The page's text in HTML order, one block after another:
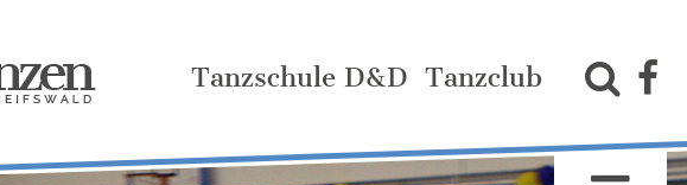
Tanzschule D&D Tanzclub